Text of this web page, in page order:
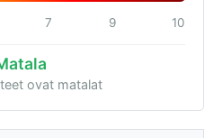
7 9 10
ovat matalat